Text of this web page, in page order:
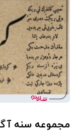
مجموعه سنه